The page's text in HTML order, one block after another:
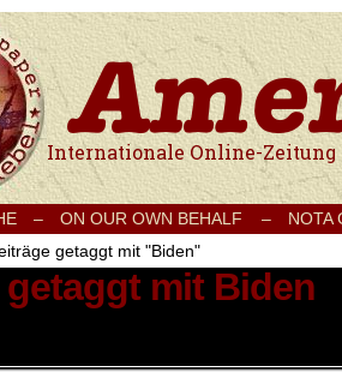
Internationale Onlinezeitung für Frieden,
– ON OUR OWN BEHALF –
NOTA
getaggt mit "Biden"
mit Biden